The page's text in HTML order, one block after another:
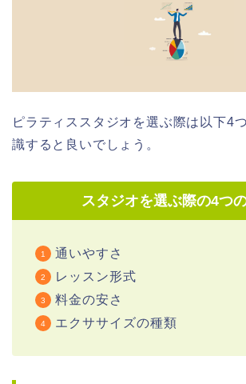
ピラティススタジオを選ぶ際は以下4
識すると良いでしょう。
スタジオを選ぶ際の4つ
通いやすさ
レッスン形式
料金の安さ
エクササイズの種類